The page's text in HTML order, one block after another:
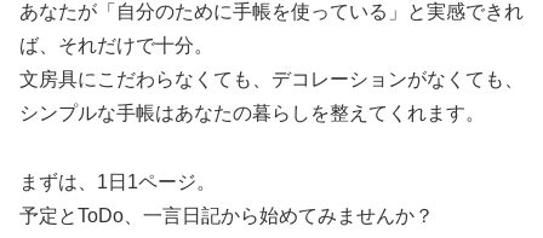
あなたが「自分のために手帳を使っている」と実感できれ
ば、それだけで十分。
文房具にこだわらなくても、デコレーションがなくても、
シンプルな手帳はあなたの暮らしを整えてくれます。
まずは、1日1ページ。
予定とToDo、一言日記から始めてみませんか？